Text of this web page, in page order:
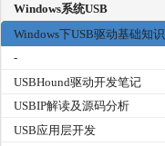
Windows系统USB
Windows下USB驱动基础知识
-
USBHound驱动开发笔记
USBIP解读及源码分析
USB应用层开发